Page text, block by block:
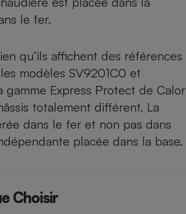
le fer.
qu’ils affichent des références
modèles SV9201C0 et
gamme Express Protect de Calor
totalement différent. La
dans le fer et non pas dans
placée dans la base.
Choisir